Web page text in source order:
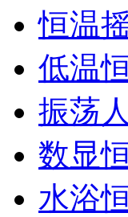
恒温
低温
振荡
数显
水浴